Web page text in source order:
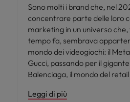
Sono molti i brand che, nel
concentrare parte delle loro
marketing in un universo
tempo fa, sembrava
mondo dei videogiochi: il
Gucci, passando per il
Balenciaga, il mondo del
Leggi di più